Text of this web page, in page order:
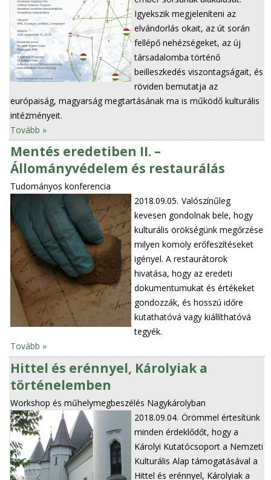
Igyekszik megjeleníteni az
elvándorlás okait, az út során
fellépő nehézségeket, az új
társadalomba történő
beilleszkedés viszontagságait, és
röviden bemutatja az
európaiság, magyarság megtartásának ma is működő kulturális
intézményeit.
Tovább »
Mentés eredetiben II. –
Állományvédelem és restaurálás
Tudományos konferencia
2018.09.05. Valószínűleg
kevesen gondolnak bele, hogy
kulturális örökségünk megőrzése
milyen komoly erőfeszítéseket
igényel. A restaurátorok
hivatása, hogy az eredeti
dokumentumukat és értékeket
gondozzák, és hosszú időre
kutathatóvá vagy kiállíthatóvá
tegyék.
Tovább »
Hittel és erénnyel, Károlyiak a
történelemben
Workshop és műhelymegbeszélés Nagykárolyban
2018.09.04. Örömmel értesítünk
minden érdeklődőt, hogy a
Károlyi Kutatócsoport a Nemzeti
Kulturális Alap támogatásával a
Hittel és erénnyel, Károlyiak a